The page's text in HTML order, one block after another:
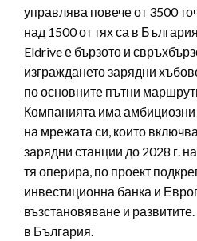
управлява повече от 3500
над 1500 от тях са в
Eldrive е бързото и
изграждането зарядни
по основните пътни
Компанията има амбициозни
на мрежата си, които
зарядни станции до 2028 г.
тя оперира, по проект
инвестиционна банка и
възстановяване и
в България.